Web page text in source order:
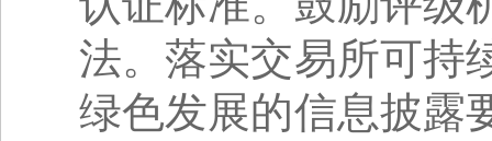
法。落实交易所可持
绿色发展的信息披露